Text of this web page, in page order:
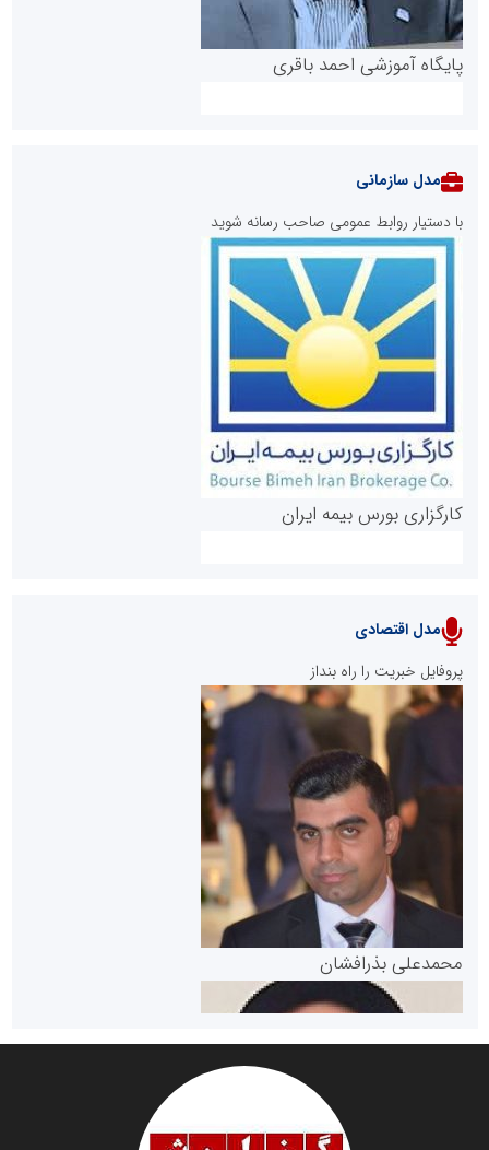
پایگاه آموزشی احمد باقری
روابط عمومی خبرگزاری گزارش خبر
پایگاه خبری نهضت ملی مسکن
پایگاه خبری گفتمان یزد
مدل سازمانی
با دستیار روابط عمومی صاحب رسانه شوید
کارگزاری بورس بیمه ایران
سازمان بورس و اوراق بهادار
مرجع اخبار موثق در بازارسرمایه
سازمان صنعت،معدن و تجارت
مدل اقتصادی
پروفایل خبریت را راه بنداز
محمدعلی بذرافشان